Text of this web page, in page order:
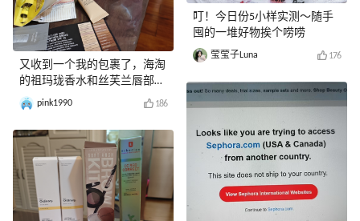
又收到一个我的包裹了，海淘
的祖玛珑香水和丝芙兰唇部套
装
pink1990 186
叮！今日份5小样实测～随手
囤的一堆好物挨个唠唠
莹莹子Luna 176